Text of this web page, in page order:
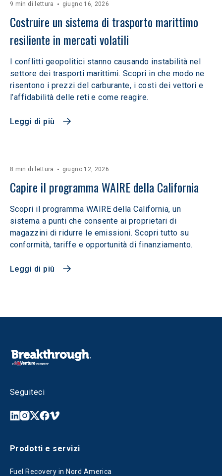
9 min di lettura giugno 16, 2026
Costruire un sistema di trasporto marittimo
resiliente in mercati volatili
I conflitti geopolitici stanno causando instabilità nel
settore dei trasporti marittimi. Scopri in che modo ne
risentono i prezzi del carburante, i costi dei vettori e
l’affidabilità delle reti e come reagire.
Leggi di più
8 min di lettura giugno 12, 2026
Capire il programma WAIRE della California
Scopri il programma WAIRE della California, un
sistema a punti che consente ai proprietari di
magazzini di ridurre le emissioni. Scopri tutto su
conformità, tariffe e opportunità di finanziamento.
Leggi di più
Seguiteci
Prodotti e servizi
Fuel Recovery in Nord America